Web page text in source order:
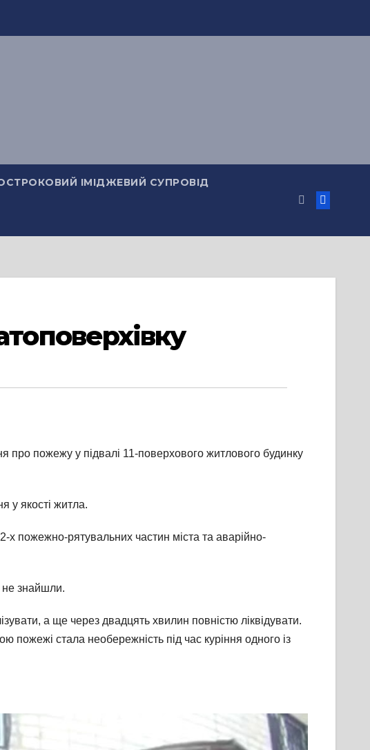
ІМІДЖЕВИЙ СУПРОВІД
про пожежу у підвалі 11-поверхового житлового будинку
у якості житла.
х пожежно-рятувальних частин міста та аварійно-
не знайшли.
а ще через двадцять хвилин повністю ліквідувати.
стала необережність під час куріння одного із